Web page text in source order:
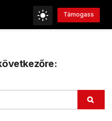
Támogass